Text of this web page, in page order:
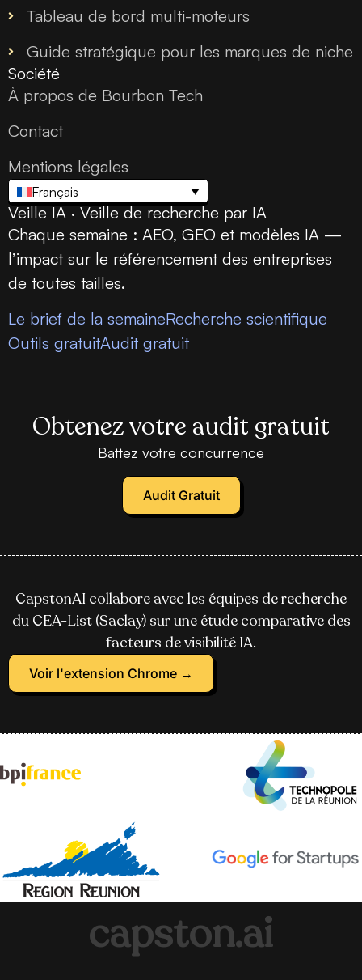
Tableau de bord multi-moteurs
Guide stratégique pour les marques de niche
Société
À propos de Bourbon Tech
Contact
Mentions légales
Français
Veille IA · Veille de recherche par IA
Chaque semaine : AEO, GEO et modèles IA —
l’impact sur le référencement des entreprises
de toutes tailles.
Le brief de la semaineRecherche scientifique
Outils gratuitAudit gratuit
Obtenez votre audit gratuit
Battez votre concurrence
Audit Gratuit
CapstonAI collabore avec les équipes de recherche
du CEA-List (Saclay) sur une étude comparative des
facteurs de visibilité IA.
Voir l'extension Chrome →
capston.ai